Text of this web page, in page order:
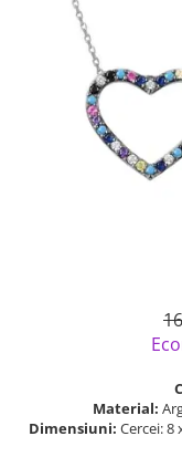
semipretioase
Bijuterii argint placat
Bijuterii argint cu
materiale
Bijuterii argint cu
Bijuterii de Lux
Bijuterii gotice si rock
Bijuterii Handmade
Bijuterii fantezie
Casete si cutii de
Material:
Dimensiuni: Cercei: 8